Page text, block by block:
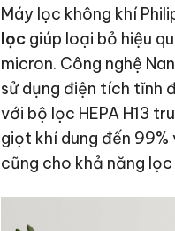
Máy lọc không khí
lọcgiúp loại bỏ hiệu
micron. Công nghệ
sử dụng điện tích tĩnh
với bộ lọc HEPA H13
giọt khí dung đến
cũng cho khả năng lọc